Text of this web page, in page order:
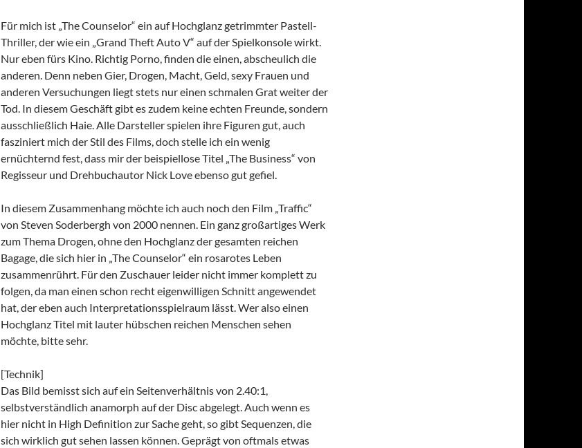
Für mich ist „The Counselor“ ein auf Hochglanz getrimmter Pastell-
Thriller, der wie ein „Grand Theft Auto V“ auf der Spielkonsole wirkt.
Nur eben fürs Kino. Richtig Porno, finden die einen, abscheulich die
anderen. Denn neben Gier, Drogen, Macht, Geld, sexy Frauen und
anderen Versuchungen liegt stets nur einen schmalen Grat weiter der
Tod. In diesem Geschäft gibt es zudem keine echten Freunde, sondern
ausschließlich Haie. Alle Darsteller spielen ihre Figuren gut, auch
fasziniert mich der Stil des Films, doch stelle ich ein wenig
ernüchternd fest, dass mir der beispiellose Titel „The Business“ von
Regisseur und Drehbuchautor Nick Love ebenso gut gefiel.
In diesem Zusammenhang möchte ich auch noch den Film „Traffic“
von Steven Soderbergh von 2000 nennen. Ein ganz großartiges Werk
zum Thema Drogen, ohne den Hochglanz der gesamten reichen
Bagage, die sich hier in „The Counselor“ ein rosarotes Leben
zusammenrührt. Für den Zuschauer leider nicht immer komplett zu
folgen, da man einen schon recht eigenwilligen Schnitt angewendet
hat, der eben auch Interpretationsspielraum lässt. Wer also einen
Hochglanz Titel mit lauter hübschen reichen Menschen sehen
möchte, bitte sehr.
[Technik]
Das Bild bemisst sich auf ein Seitenverhältnis von 2.40:1,
selbstverständlich anamorph auf der Disc abgelegt. Auch wenn es
hier nicht in High Definition zur Sache geht, so gibt Sequenzen, die
sich wirklich gut sehen lassen können. Geprägt von oftmals etwas